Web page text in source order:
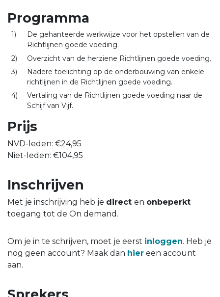
Programma
De gehanteerde werkwijze voor het opstellen van de
Richtlijnen goede voeding.
Overzicht van de herziene Richtlijnen goede voeding.
Nadere toelichting op de onderbouwing van enkele
richtlijnen in de Richtlijnen goede voeding.
Vertaling van de Richtlijnen goede voeding naar de
Schijf van Vijf.
Prijs
NVD-leden: €24,95
Niet-leden: €104,95
Inschrijven
Met je inschrijving heb je direct en onbeperkt
toegang tot de On demand.
Om je in te schrijven, moet je eerst inloggen. Heb je
nog geen account? Maak dan hier een account
aan.